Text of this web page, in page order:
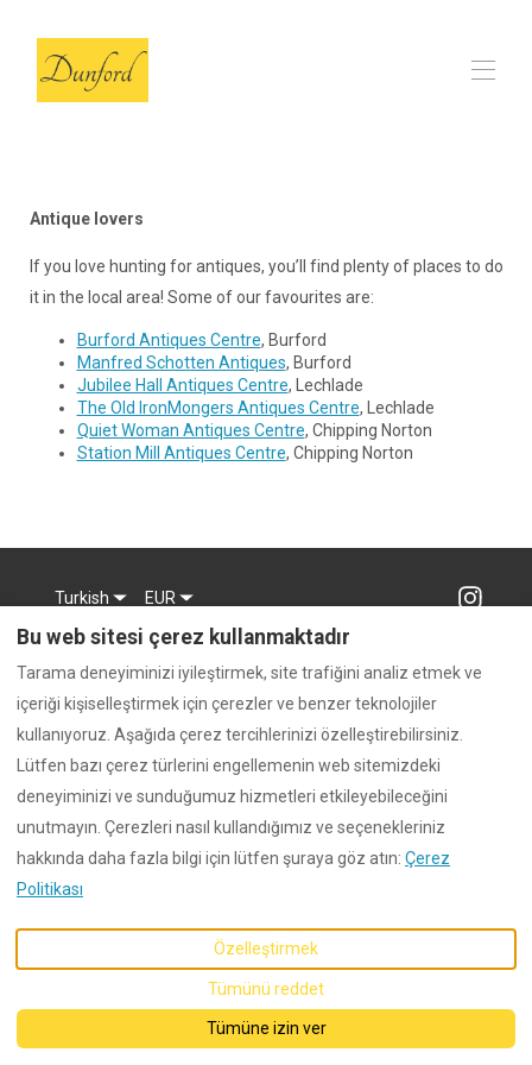
SSS
Antique lovers
If you love hunting for antiques, you’ll find plenty of places to do
it in the local area! Some of our favourites are:
Burford Antiques Centre, Burford
Manfred Schotten Antiques, Burford
Jubilee Hall Antiques Centre, Lechlade
The Old IronMongers Antiques Centre, Lechlade
Quiet Woman Antiques Centre, Chipping Norton
Station Mill Antiques Centre, Chipping Norton
Turkish EUR
saklıdır- Tarafından
desteklenmektedir Lodgify
Bu web sitesi çerez kullanmaktadır
Tarama deneyiminizi iyileştirmek, site trafiğini analiz etmek ve
içeriği kişiselleştirmek için çerezler ve benzer teknolojiler
kullanıyoruz. Aşağıda çerez tercihlerinizi özelleştirebilirsiniz.
Lütfen bazı çerez türlerini engellemenin web sitemizdeki
deneyiminizi ve sunduğumuz hizmetleri etkileyebileceğini
unutmayın. Çerezleri nasıl kullandığımız ve seçenekleriniz
hakkında daha fazla bilgi için lütfen şuraya göz atın: Çerez
Politikası
Özelleştirmek
Tümünü reddet
Tümüne izin ver